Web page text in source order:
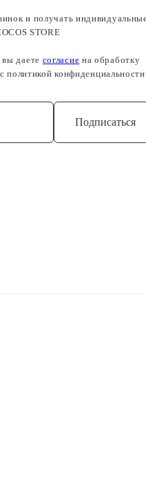
и получать
STORE
даете согласие на обработку
политикой
Подписаться